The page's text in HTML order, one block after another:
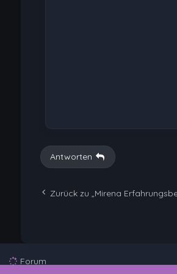
Antworten
Zurück zu „Mirena
Forum